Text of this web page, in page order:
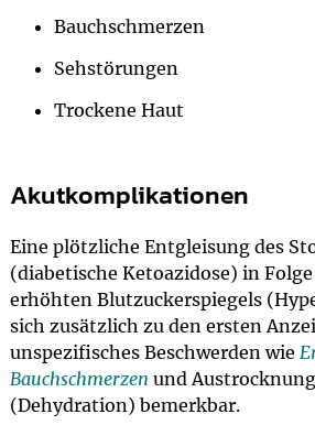
Bauchschmerzen
Sehstörungen
Trockene Haut
Akutkomplikationen
Eine plötzliche Entgleisung des
(diabetische Ketoazidose) in
erhöhten Blutzuckerspiegels
sich zusätzlich zu den ersten
unspezifisches Beschwerden wie
Bauchschmerzen und
(Dehydration) bemerkbar.